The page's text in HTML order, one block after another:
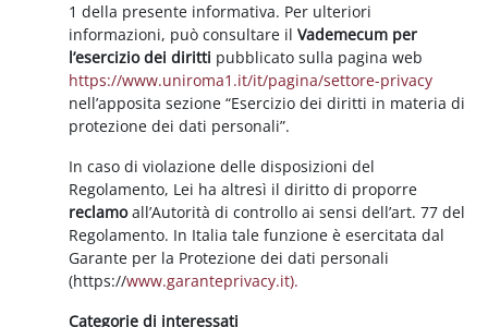
1 della presente informativa. Per ulteriori
informazioni, può consultare ilVademecum per
l’esercizio dei diritti pubblicato sulla pagina web
https://www.uniroma1.it/it/pagina/settore-privacy
nell’apposita sezione “Esercizio dei diritti in materia di
protezione dei dati personali”.
In caso di violazione delle disposizioni del
Regolamento, Lei ha altresì il diritto di proporre
reclamoall’Autorità di controllo ai sensi dell’art. 77 del
Regolamento. In Italia tale funzione è esercitata dal
Garante per la Protezione dei dati personali
(https://www.garanteprivacy.it).
Categorie di interessati